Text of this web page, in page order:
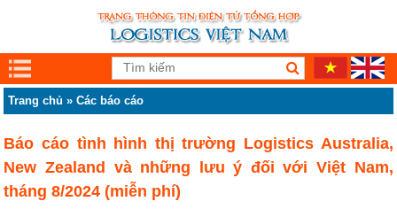
Trang chủ »Các báo cáo
Báo cáo tình hình thị trường Logistics Australia,
New Zealand và những lưu ý đối với Việt Nam,
tháng 8/2024 (miễn phí)